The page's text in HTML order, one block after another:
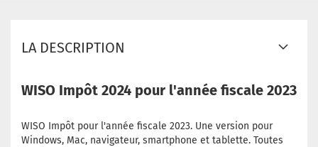
LA DESCRIPTION
WISO Impôt 2024 pour l'année fiscale 2023
WISO Impôt pour l'année fiscale 2023. Une version pour
Windows, Mac, navigateur, smartphone et tablette. Toutes